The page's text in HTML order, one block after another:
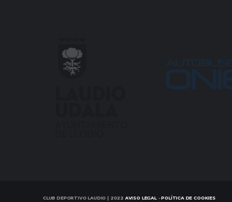
CLUB DEPORTIVO LAUDIO | 2022 AVISO LEGAL-POLÍTICA DE COOKIES